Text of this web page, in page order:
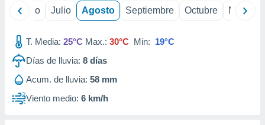
Junio Julio Agosto Septiembre Octubre
T. Media: 25°C Max.: 30°C Min: 19°C
Días de lluvia: 8 días
Acum. de lluvia: 58 mm
Viento medio: 6 km/h